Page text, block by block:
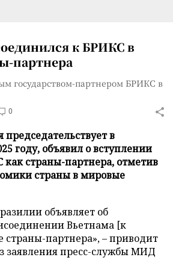
к БРИКС в
партнера
государством-партнером БРИКС в
0
председательствует в
году, объявил о вступлении
страны-партнера, отметив
страны в мировые
объявляет об
Вьетнама [к
страны-партнера», – приводит
заявления пресс-службы МИД